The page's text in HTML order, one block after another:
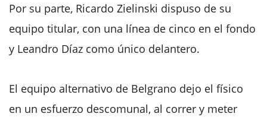
Por su parte, Ricardo Zielinski dispuso de su
equipo titular, con una línea de cinco en el fondo
y Leandro Díaz como único delantero.
El equipo alternativo de Belgrano dejo el físico
en un esfuerzo descomunal, al correr y meter